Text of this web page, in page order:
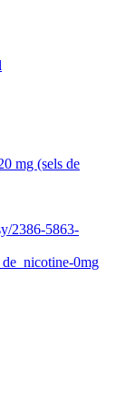
mg (sels de
2386-5863-
0mg